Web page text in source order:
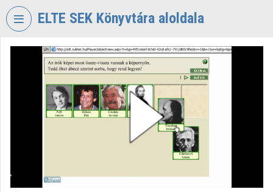
Skip header
ELTE SEK Könyvtára aloldala
VIDEOTORIUM
Organization home